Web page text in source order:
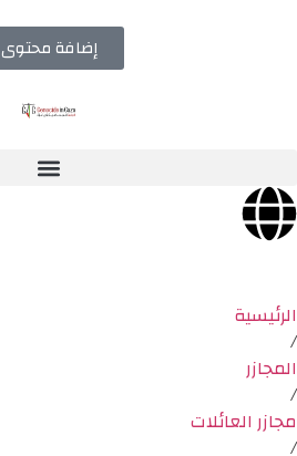
إضافة محتوى
الرئيسية
/
المجازر
/
مجازر العائلات
/